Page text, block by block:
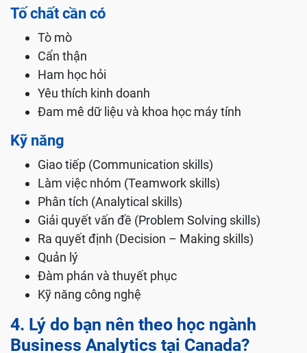
Tố chất cần có
Tò mò
Cẩn thận
Ham học hỏi
Yêu thích kinh doanh
Đam mê dữ liệu và khoa học máy tính
Kỹ năng
Giao tiếp (Communication skills)
Làm việc nhóm (Teamwork skills)
Phân tích (Analytical skills)
Giải quyết vấn đề (Problem Solving skills)
Ra quyết định (Decision – Making skills)
Quản lý
Đàm phán và thuyết phục
Kỹ năng công nghệ
4. Lý do bạn nên theo học ngành
Business Analytics tại Canada?